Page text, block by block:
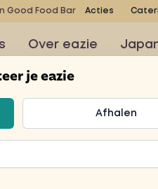
Good Food Bar Acties
Over eazie
je eazie
Afhalen